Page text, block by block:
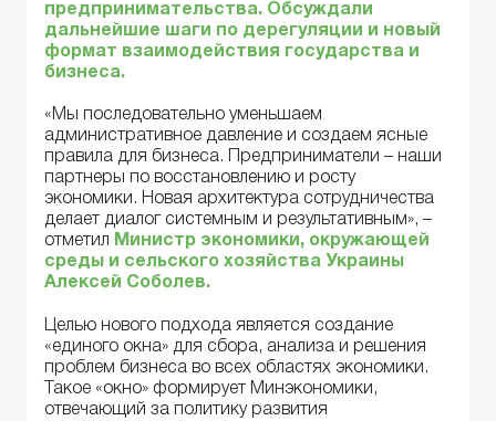
предпринимательства. Обсуждали
дальнейшие шаги по дерегуляции и нов ый
формат взаимодействия государства и
бизнеса.
«Мы последовательно уменьшаем
административное давление и создаем ясные
правила для бизнеса. Предприниматели – наши
партнеры по восстановлению и росту
экономики. Новая архитектура сотрудничества
делает диалог системным и результативным», –
отметил
Министр экономики, окружающей
среды и сельского хозяйства Украины
Алексей Соболев.
Целью нового подхода является создание
«единого окна» для сбора, анализа и решения
проблем бизнеса во всех областях экономики.
Такое «окно» формирует Минэкономики,
отвечающий за политику развития